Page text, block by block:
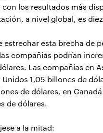
con los resultados más
a nivel global, es
esta brecha de
compañías podrían
Las compañías en
1,05 billones de
de dólares, en
de dólares.
a la mitad: